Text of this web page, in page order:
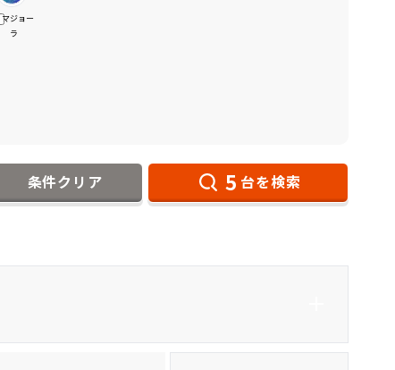
マジョー
ラ
条件クリア 5 台を検索